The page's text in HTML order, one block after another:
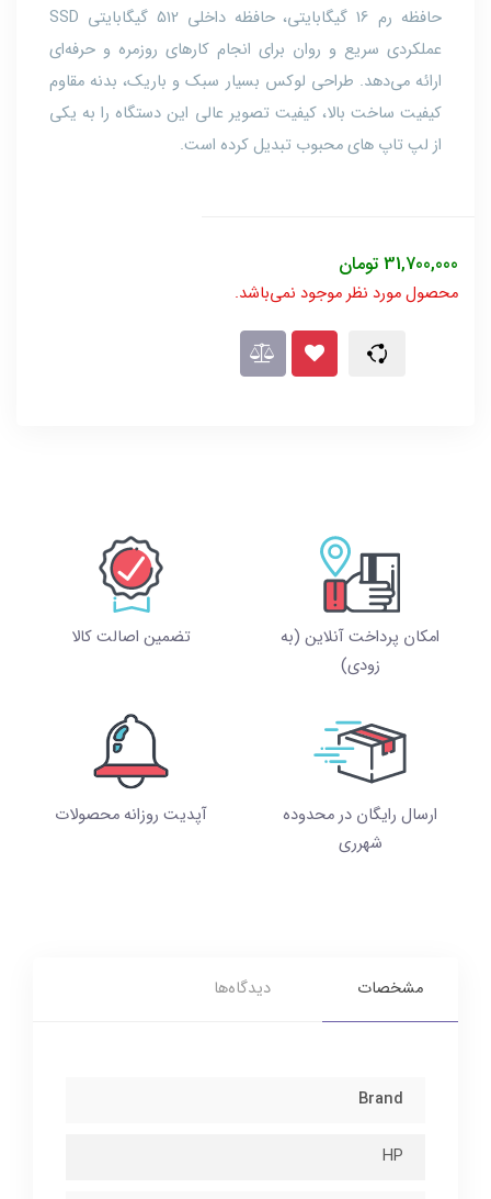
حافظه رم 16 گیگابایتی، حافظه داخلی 512 گیگابایتی SSD
عملکردی سریع و روان برای انجام کارهای روزمره و حرفه‌ای
ارائه می‌دهد. طراحی لوکس بسيار سبک و باریک، بدنه مقاوم
کيفيت ساخت بالا، کيفيت تصویر عالی این دستگاه را به یکی
از لپ تاپ های محبوب تبدیل کرده است.
31,700,000 تومان
محصول مورد نظر موجود نمی‌باشد.
امکان پرداخت آنلاین (به
زودی)
تضمین اصالت کالا
ارسال رایگان در محدوده
شهرری
آپدیت روزانه محصولات
مشخصات دیدگاه‌ها
Brand
HP